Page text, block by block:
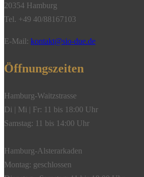
20354 Hamburg
Tel. +49 40/88167103
E-Mail: kontakt@sio-due.de
Öffnungszeiten
Hamburg-Waitzstrasse
Di | Mi | Fr: 11 bis 18:00 Uhr
Samstag: 11 bis 14:00 Uhr
Hamburg-Alsterarkaden
Montag: geschlossen